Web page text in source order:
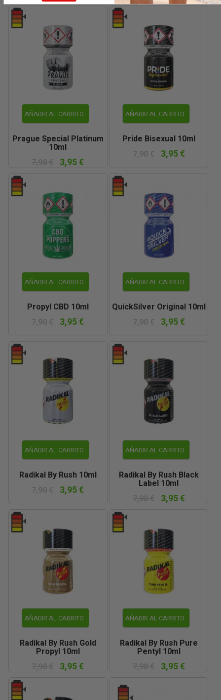
AÑADIR AL CARRITO
Prague Special Platinum
10ml
3,95 €
AÑADIR AL CARRITO
Pride Bisexual 10ml
3,95 €
AÑADIR AL CARRITO
Propyl CBD 10ml
3,95 €
AÑADIR AL CARRITO
QuickSilver Original 10ml
3,95 €
AÑADIR AL CARRITO
Radikal By Rush 10ml
3,95 €
AÑADIR AL CARRITO
Radikal By Rush Black
Label 10ml
3,95 €
AÑADIR AL CARRITO
Radikal By Rush Gold
Propyl 10ml
3,95 €
AÑADIR AL CARRITO
Radikal By Rush Pure
Pentyl 10ml
3,95 €